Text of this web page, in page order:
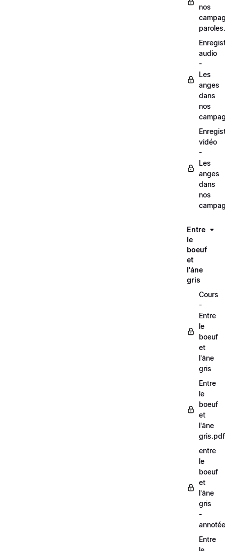
nos
audio
-
Les
anges
dans
nos
vidéo
-
Les
anges
dans
nos
Entre
le
boeuf
et
l'âne
gris
Cours
-
Entre
le
boeuf
et
l'âne
gris
Entre
le
boeuf
et
l'âne
gris.pdf
entre
le
boeuf
et
l'âne
gris
-
Entre